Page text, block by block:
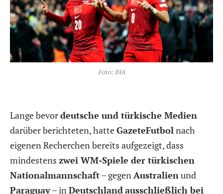
Foto: IHA
Lange bevordeutsche und türkische Medien
darüber berichteten, hatteGazeteFutbol nach
eigenen Recherchen bereits aufgezeigt, dass
mindestens zwei WM-Spiele der türkischen
Nationalmannschaft– gegen Australien und
Paraguay– in Deutschlandausschließlich bei